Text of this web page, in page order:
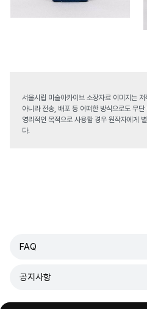
서울시립 미술아카이브 소장자료 이미지는
아니라 전송, 배포 등 어떠한 방식으로도 무단
영리적인 목적으로 사용할 경우 원작자에게
다.
FAQ
공지사항